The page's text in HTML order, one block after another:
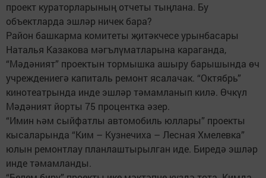
проект кураторларының отчеты тыңлана. Бу
объектларда эшләр ничек бара?
Район башкарма комитеты җитәкчесе урынбасары
Наталья Казакова мәгълүматларына караганда,
“Мәдәният” проектын тормышка ашыру барышында өч
учреждениегә капиталь ремонт ясалачак. “Октябрь”
кинотеатрында инде эшләр тәмамланып килә. Өчкүл
Мәдәният йорты 75 процентка әзер.
“Имин һәм сыйфатлы автомобиль юллары” проекты
кысаларында “Ким – Кузнечиха – Лесная Хмелевка”
юлын ремонтлау планлаштырылган иде. Биредә эшләр
инде тәмамланды.